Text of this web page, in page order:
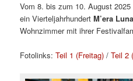
Vom 8. bis zum 10. August
ein VierteljahrhundertM’era
Wohnzimmer mit ihrer
Fotolinks:Teil 1 (Freitag) /Teil 2